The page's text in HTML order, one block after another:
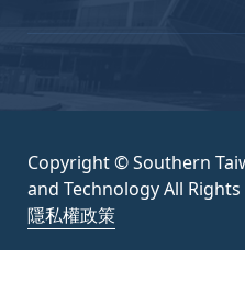
Copyright © Southern
and Technology All Rights
隱私權政策